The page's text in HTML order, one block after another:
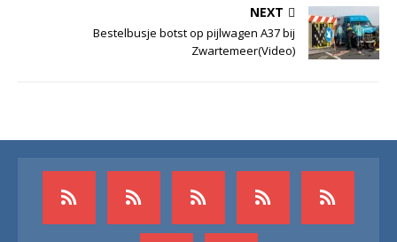
NEXT
Bestelbusje botst op pijlwagen A37 bij
Zwartemeer(Video)